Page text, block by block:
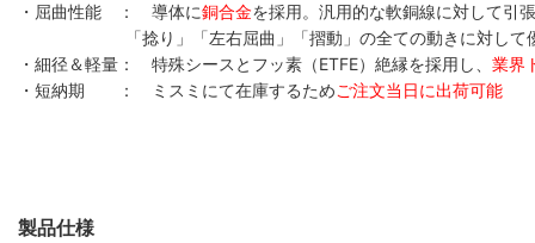
・屈曲性能 ： 導体に銅合金を採用。汎用的な軟銅線に対して引
「捻り」「左右屈曲」「摺動」の全ての動きに対し
・細径＆軽量： 特殊シースとフッ素（ETFE）絶縁を採用し、 業界
・短納期 ： ミスミにて在庫するためご注文当日に出荷可能
製品仕様